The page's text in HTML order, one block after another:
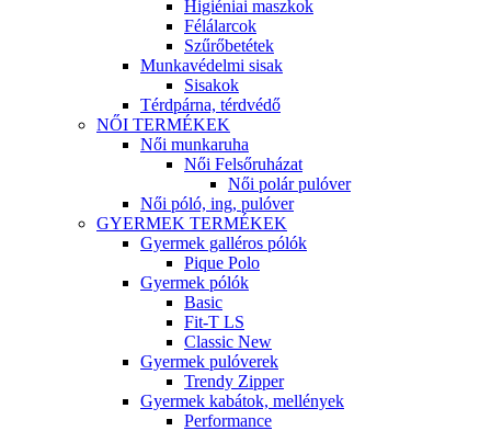
Higiéniai maszkok
Félálarcok
Szűrőbetétek
Munkavédelmi sisak
Sisakok
Térdpárna, térdvédő
NŐI TERMÉKEK
Női munkaruha
Női Felsőruházat
Női polár pulóver
Női póló, ing, pulóver
GYERMEK TERMÉKEK
Gyermek galléros pólók
Pique Polo
Gyermek pólók
Basic
Fit-T LS
Classic New
Gyermek pulóverek
Trendy Zipper
Gyermek kabátok, mellények
Performance